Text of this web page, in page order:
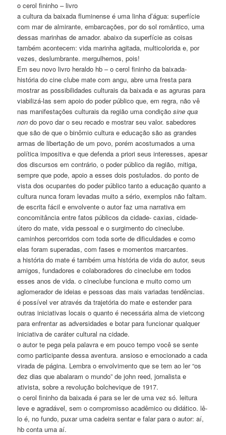
o cerol fininho – livro
a cultura da baixada fluminense é uma linha d’água: superfície
com mar de almirante, embarcações, por do sol romântico, uma
dessas marinhas de amador. abaixo da superfície as coisas
também acontecem: vida marinha agitada, multicolorida e, por
vezes, deslumbrante. mergulhemos, pois!
Em seu novo livro heraldo hb – o cerol fininho da baixada-
história do cine clube mate com angu, abre uma fresta para
mostrar as possibilidades culturais da baixada e as agruras para
viabilizá-las sem apoio do poder público que, em regra, não vê
nas manifestações culturais da região uma condiçãosine qua
non do povo dar o seu recado e mostrar seu valor. sabedores
que são de que o binômio cultura e educação são as grandes
armas de libertação de um povo, porém acostumados a uma
política impositiva e que defenda a priori seus interesses, apesar
dos discursos em contrário, o poder público da região, mitiga,
sempre que pode, apoio a esses dois postulados. do ponto de
vista dos ocupantes do poder público tanto a educação quanto a
cultura nunca foram levadas muito a sério, exemplos não faltam.
de escrita fácil e envolvente o autor faz uma narrativa em
concomitância entre fatos públicos da cidade- caxias, cidade-
útero do mate, vida pessoal e o surgimento do cineclube.
caminhos percorridos com toda sorte de dificuldades e como
elas foram superadas, com fases e momentos marcantes.
a história do mate é também uma história de vida do autor, seus
amigos, fundadores e colaboradores do cineclube em todos
esses anos de vida. o cineclube funciona e muito como um
aglomerador de ideias e pessoas das mais variadas tendências.
é possível ver através da trajetória do mate e estender para
outras iniciativas locais o quanto é necessária alma de vietcong
para enfrentar as adversidades e botar para funcionar qualquer
iniciativa de caráter cultural na cidade.
o autor te pega pela palavra e em pouco tempo você se sente
como participante dessa aventura. ansioso e emocionado a cada
virada de página. Lembra o envolvimento que se tem ao ler “os
dez dias que abalaram o mundo” de john reed, jornalista e
ativista, sobre a revolução bolchevique de 1917.
o cerol fininho da baixada é para se ler de uma vez só. leitura
leve e agradável, sem o compromisso acadêmico ou didático. lê-
lo é, no fundo, puxar uma cadeira sentar e falar para o autor: aí,
hb conta uma aí.